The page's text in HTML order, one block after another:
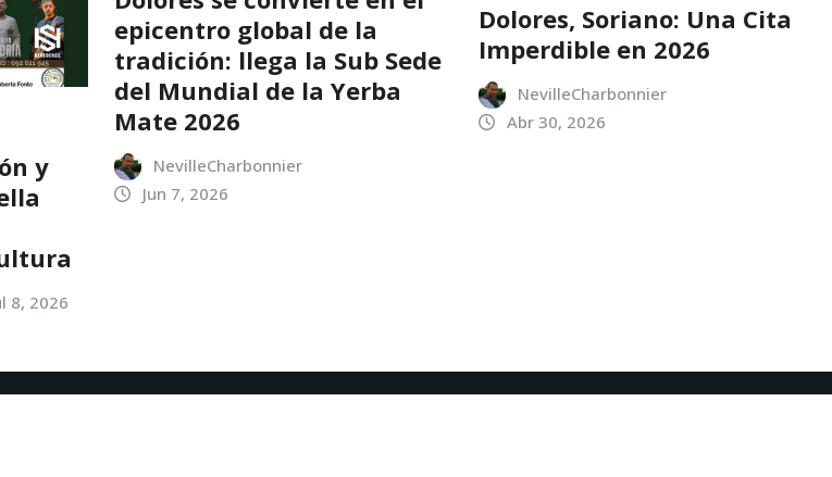
y
8, 2026
epicentro global de la
tradición: llega la Sub Sede
del Mundial de la Yerba
Mate 2026
NevilleCharbonnier
Jun 7, 2026
Dolores, Soriano: Una Cita
Imperdible en 2026
NevilleCharbonnier
Abr 30, 2026